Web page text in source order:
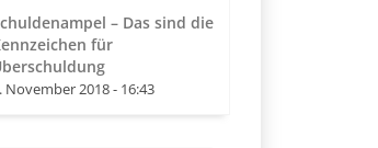
– Das sind die
für
November 2018 - 16:43